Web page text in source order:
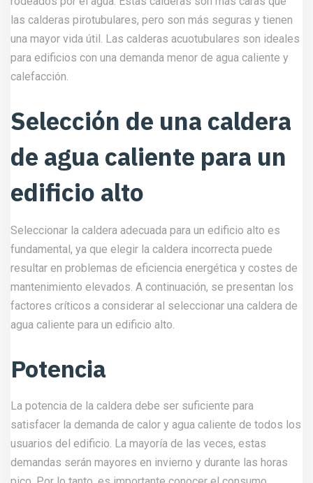
mantenimiento elevados. A continuación, se presentan los
factores críticos a considerar al seleccionar una caldera de
agua caliente para un edificio alto.
La potencia de la caldera debe ser suficiente para
satisfacer la demanda de calor y agua caliente de todos los
usuarios del edificio. La mayoría de las veces, estas
demandas serán mayores en invierno y durante las horas
máximo de agua caliente del edificio y elegir una caldera
que pueda atender esa demanda.
Eficiencia
La eficiencia de la caldera es otro factor relevante a
consumo de combustible y las emisiones contaminantes.
normativas de eficiencia energética vigentes en su país.
Seguridad